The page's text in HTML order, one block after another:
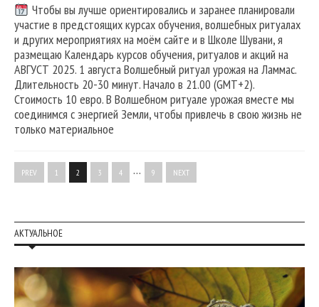
Чтобы вы лучше ориентировались и заранее планировали
участие в предстоящих курсах обучения, волшебных ритуалах
и других мероприятиях на моём сайте и в Школе Шувани, я
размещаю Календарь курсов обучения, ритуалов и акций на
АВГУСТ 2025. 1 августа Волшебный ритуал урожая на Ламмас.
Длительность 20-30 минут. Начало в 21.00 (GMT+2).
Стоимость 10 евро. В Волшебном ритуале урожая вместе мы
соединимся с энергией Земли, чтобы привлечь в свою жизнь не
только материальное
PREV 1 2 3 4 … 9 NEXT
АКТУАЛЬНОЕ